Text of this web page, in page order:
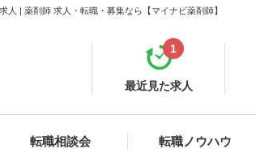
| 薬剤師 求人・転職・募集なら【マイナビ薬剤師】
最近見た求人
1
転職相談会 転職ノウハウ